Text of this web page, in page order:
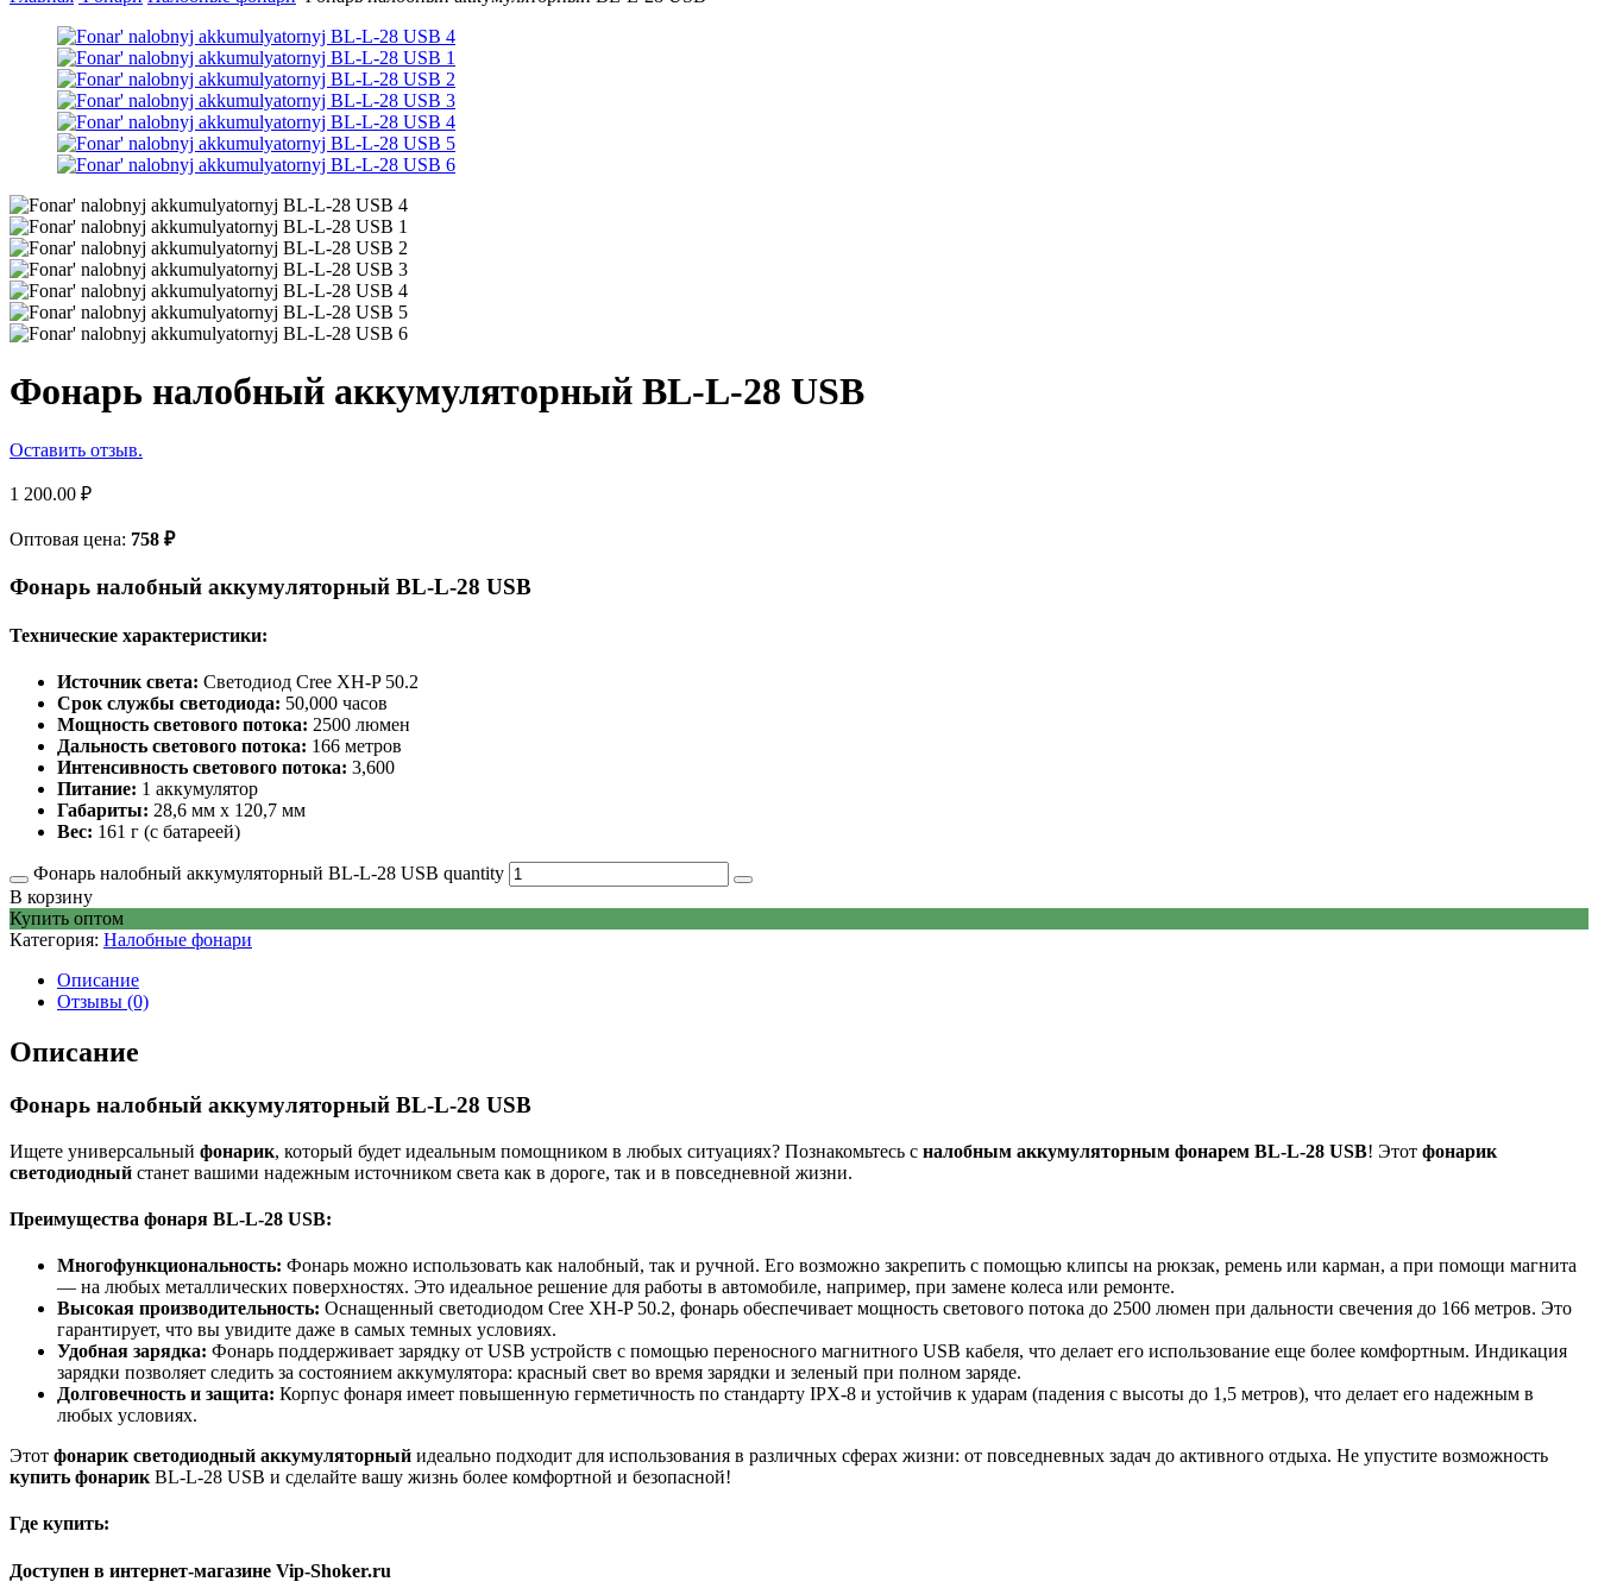
Фонарь налобный аккумуляторный BL-L-28 USB
Оставить отзыв.
1 200.00 ₽
Оптовая цена: 758 ₽
Фонарь налобный аккумуляторный BL-L-28 USB
Технические характеристики:
Источник света: Светодиод Cree XH-P 50.2
Срок службы светодиода: 50,000 часов
Мощность светового потока: 2500 люмен
Дальность светового потока: 166 метров
Интенсивность светового потока: 3,600
Питание: 1 аккумулятор
Габариты: 28,6 мм x 120,7 мм
Вес: 161 г (с батареей)
Фонарь налобный аккумуляторный BL-L-28 USB quantity
В корзину
Купить оптом
Категория: Налобные фонари
Описание
Отзывы (0)
Описание
Фонарь налобный аккумуляторный BL-L-28 USB
Ищете универсальный фонарик, который будет идеальным помощником в любых ситуациях? Познакомьтесь с налобным аккумуляторным фонарем BL-L-28 USB! Этот фонарик
светодиодный станет вашими надежным источником света как в дороге, так и в повседневной жизни.
Преимущества фонаря BL-L-28 USB:
Многофункциональность: Фонарь можно использовать как налобный, так и ручной. Его возможно закрепить с помощью клипсы на рюкзак, ремень или карман, а при помощи магнита
— на любых металлических поверхностях. Это идеальное решение для работы в автомобиле, например, при замене колеса или ремонте.
Высокая производительность: Оснащенный светодиодом Cree XH-P 50.2, фонарь обеспечивает мощность светового потока до 2500 люмен при дальности свечения до 166 метров. Это
гарантирует, что вы увидите даже в самых темных условиях.
Удобная зарядка: Фонарь поддерживает зарядку от USB устройств с помощью переносного магнитного USB кабеля, что делает его использование еще более комфортным. Индикация
зарядки позволяет следить за состоянием аккумулятора: красный свет во время зарядки и зеленый при полном заряде.
Долговечность и защита: Корпус фонаря имеет повышенную герметичность по стандарту IPX-8 и устойчив к ударам (падения с высоты до 1,5 метров), что делает его надежным в
любых условиях.
Этот фонарик светодиодный аккумуляторный идеально подходит для использования в различных сферах жизни: от повседневных задач до активного отдыха. Не упустите возможность
купить фонарик BL-L-28 USB и сделайте вашу жизнь более комфортной и безопасной!
Где купить:
Доступен в интернет-магазине Vip-Shoker.ru